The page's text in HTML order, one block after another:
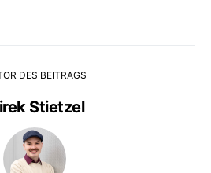
DES BEITRAGS
Stietzel